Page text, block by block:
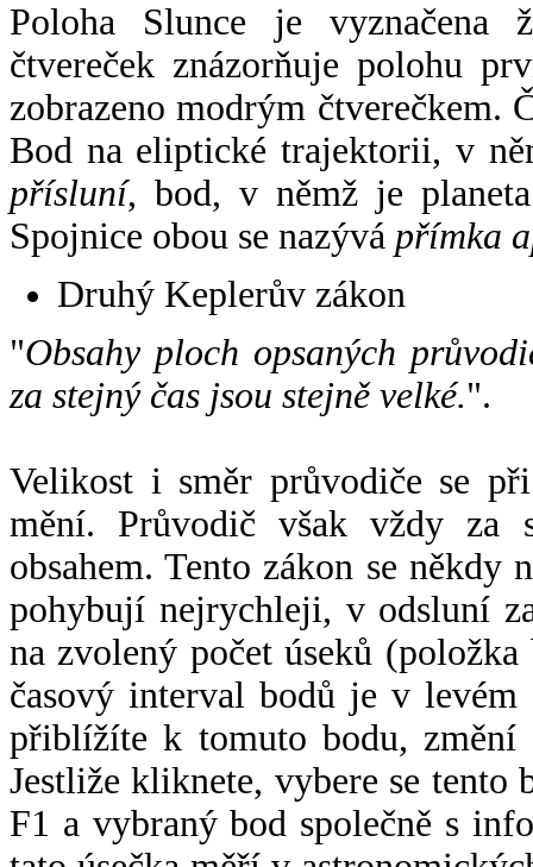
Poloha Slunce je vyznačena
čtvereček znázorňuje polohu
zobrazeno modrým čtverečkem.
Bod na eliptické trajektorii, v
přísluní, bod, v němž je
Spojnice obou se nazývá přímka
Druhý Keplerův zákon
"Obsahy ploch opsaných
za stejný čas jsou stejně velké.".
Velikost i směr průvodiče se
mění. Průvodič však vždy za
obsahem. Tento zákon se někdy
pohybují nejrychleji, v odsluní
na zvolený počet úseků
časový interval bodů je v
přiblížíte k tomuto bodu,
Jestliže kliknete, vybere se tento
F1 a vybraný bod společně s